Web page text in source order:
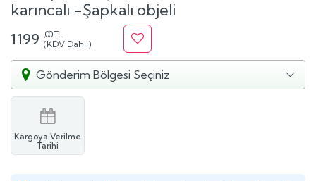
karıncalı -Şapkalı objeli
1199 ,00 TL
(KDV Dahil)
Gönderim Bölgesi Seçiniz
Kargoya Verilme
Tarihi